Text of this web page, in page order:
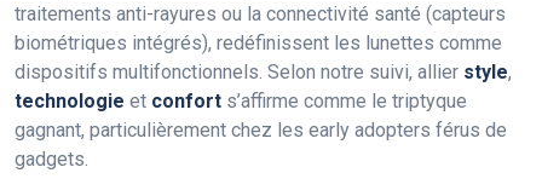
traitements anti-rayures ou la connectivité santé (capteurs
biométriques intégrés), redéfinissent les lunettes comme
dispositifs multifonctionnels. Selon notre suivi, allier style,
technologie et confort s’affirme comme le triptyque
gagnant, particulièrement chez les early adopters férus de
gadgets.